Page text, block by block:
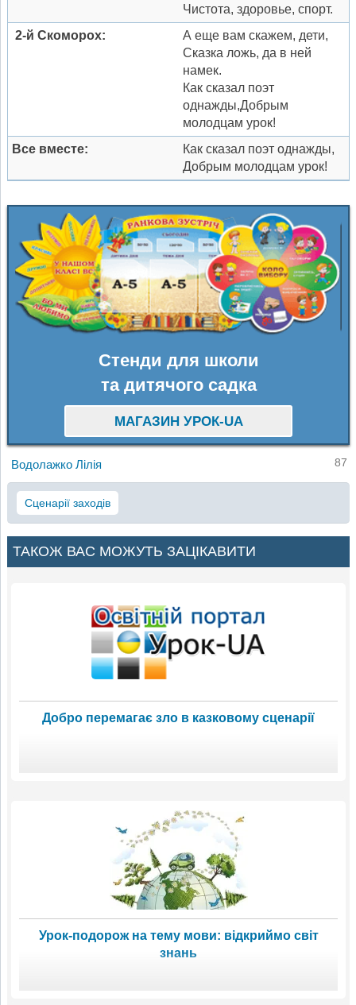
Чистота, здоровье, спорт.
2-й Скоморох:
А еще вам скажем, дети,
Сказка ложь, да в ней
намек.
Как сказал поэт
однажды,Добрым
молодцам урок!
Все вместе:
Как сказал поэт однажды,
Добрым молодцам урок!
Стенди для школи
та дитячого садка
МАГАЗИН УРОК-UA
Водолажко Лілія 87
Сценарії заходів
ТАКОЖ ВАС МОЖУТЬ ЗАЦІКАВИТИ
Добро перемагає зло в казковому сценарії
Урок-подорож на тему мови: відкриймо світ
знань